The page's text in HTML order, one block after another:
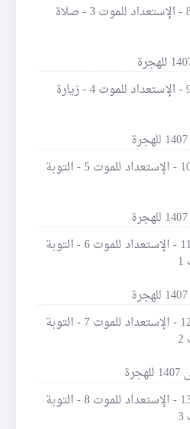
سلسلة المعاد 8 - الإستعداد للموت 3 - صلاة
سلسلة المعاد 9 - الإستعداد للموت 4 - زيارة
سلسلة المعاد 10 - الإستعداد للموت 5 - التوبة
سلسلة المعاد 11 - الإستعداد للموت 6 - التوبة
سلسلة المعاد 12 - الإستعداد للموت 7 - التوبة
سلسلة المعاد 13 - الإستعداد للموت 8 - التوبة